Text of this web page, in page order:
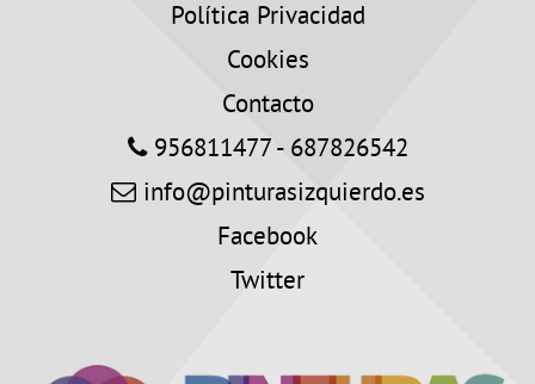
Política Privacidad
Cookies
Contacto
956811477 - 687826542
info@pinturasizquierdo.es
Facebook
Twitter